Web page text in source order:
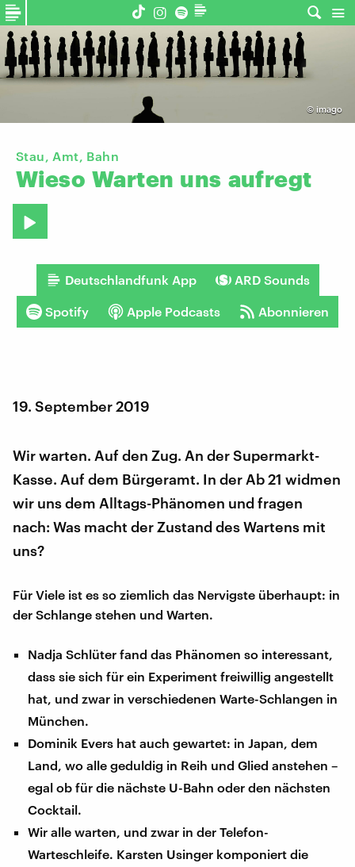
© imago
Stau, Amt, Bahn
Wieso Warten uns aufregt
Deutschlandfunk App ARD Sounds
Spotify Apple Podcasts Abonnieren
19. September 2019
Wir warten. Auf den Zug. An der Supermarkt-
Kasse. Auf dem Bürgeramt. In der Ab 21 widmen
wir uns dem Alltags-Phänomen und fragen
nach: Was macht der Zustand des Wartens mit
uns?
Für Viele ist es so ziemlich das Nervigste überhaupt: in
der Schlange stehen und Warten.
Nadja Schlüter fand das Phänomen so interessant,
dass sie sich für ein Experiment freiwillig angestellt
hat, und zwar in verschiedenen Warte-Schlangen in
München.
Dominik Evers hat auch gewartet: in Japan, dem
Land, wo alle geduldig in Reih und Glied anstehen –
egal ob für die nächste U-Bahn oder den nächsten
Cocktail.
Wir alle warten, und zwar in der Telefon-
Warteschleife. Karsten Usinger komponiert die